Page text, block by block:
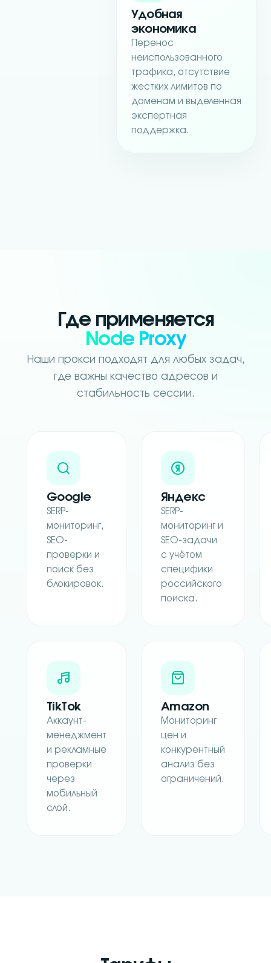
Удобная
экономика
Перенос
неиспользованного
трафика, отсутствие
жестких лимитов по
доменам и выделенная
экспертная
поддержка.
Где применяется
Node Proxy
Наши прокси подходят для любых задач,
где важны качество адресов и
стабильность сессии.
Google
SERP-
мониторинг,
SEO-
проверки и
поиск без
блокировок.
Яндекс
SERP-
мониторинг и
SEO-задачи
с учётом
специфики
российского
поиска.
TikTok
Аккаунт-
менеджмент
и рекламные
проверки
через
мобильный
слой.
Amazon
Мониторинг
цен и
конкурентный
анализ без
ограничений.